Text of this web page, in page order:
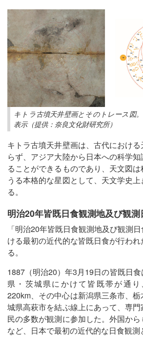
キトラ古墳天井壁画とそのトレース図
表示（提供：奈良文化財研究所）
キトラ古墳天井壁画は、古代におけ
らず、アジア大陸から日本への科学
ることができるものであり、天文図は
うる本格的な星図として、天文学史
る。
明治20年皆既日食観測地及び観測
「明治20年皆既日食観測地及び観測
ける最初の近代的な皆既日食が行わ
る。
1887（明治20）年3月19日の皆既日
県・茨城県にかけて皆既帯が通
220km、その中心は新潟県三条市、
城県高萩市を結ぶ線上にあって、専
民の多数が観測に参加した。外国か
など、日本で最初の近代的な日食観測